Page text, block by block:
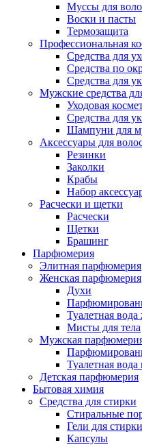
Муссы для
Воски и пасты
Термозащита
Профессиональная
Средства для
Средства по
Средства для
Мужские средства
Уходовая
Средства для
Шампуни для
Аксессуары для
Резинки
Заколки
Крабы
Набор
Расчески и щетки
Расчески
Щетки
Брашинг
Парфюмерия
Элитная парфюмерия
Женская парфюмерия
Духи
Туалетная вода
Мисты для тела
Мужская
Туалетная
Детская парфюмерия
Бытовая химия
Средства для стирки
Стиральные
Гели для стирки
Капсулы